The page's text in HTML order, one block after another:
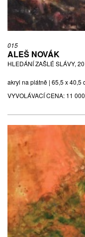
015
ALEŠ NOVÁK
HLEDÁNÍ ZAŠLÉ SLÁVY,
akryl na plátně | 65,5 x 40,5
VYVOLÁVACÍ CENA: 11